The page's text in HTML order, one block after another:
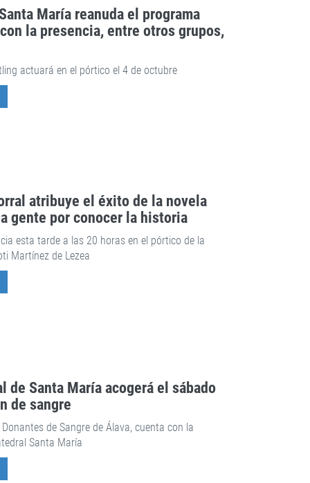
María reanuda el programa
la presencia, entre otros grupos,
actuará en el pórtico el 4 de octubre
atribuye el éxito de la novela
gente por conocer la historia
esta tarde a las 20 horas en el pórtico de la
Martínez de Lezea
de Santa María acogerá el sábado
de sangre
de Sangre de Álava, cuenta con la
Santa María